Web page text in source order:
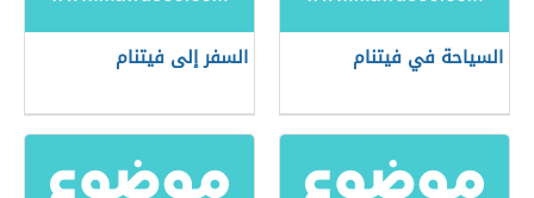
السياحة في فيتنام السفر إلى فيتنام